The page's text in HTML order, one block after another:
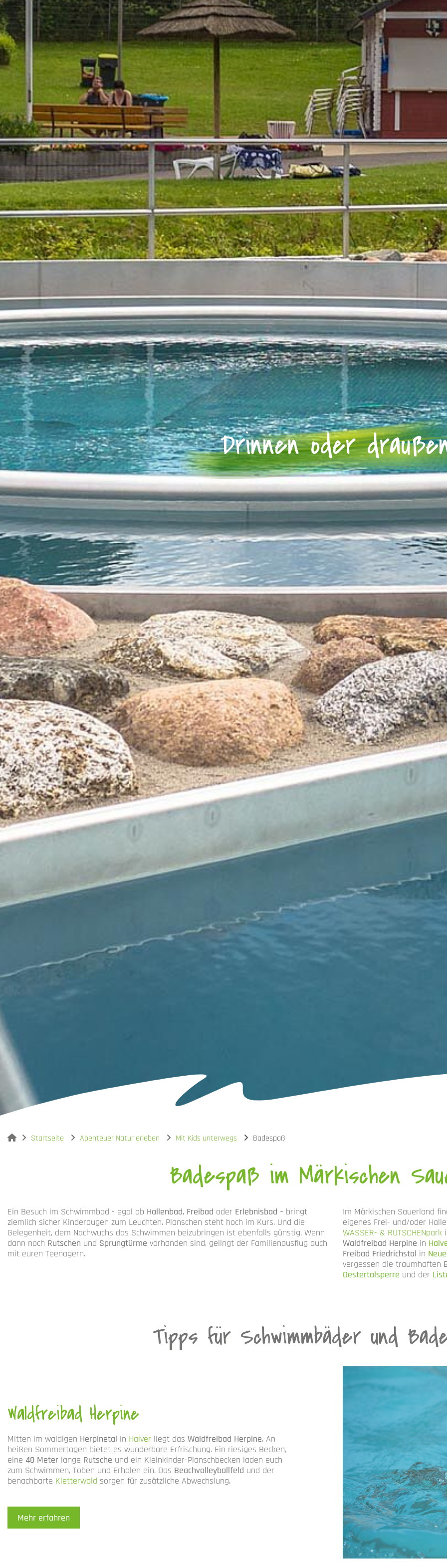
Drinnen oder
You are here:
Startseite Abenteuer Natur erleben Mit Kids unterwegs Badespaß
Badespaß im Märkischen
Ein Besuch im Schwimmbad - egal ob Hallenbad, Freibad oder Erlebnisbad – bringt
ziemlich sicher Kinderaugen zum Leuchten. Planschen steht hoch im Kurs. Und die
Gelegenheit, dem Nachwuchs das Schwimmen beizubringen ist ebenfalls günstig. Wenn
dann noch Rutschen und Sprungtürme vorhanden sind, gelingt der Familienausflug auch
mit euren Teenagern.
Im Märkischen Sauerland
eigenes Frei- und/oder
WASSER- & RUTSCHENpark
Waldfreibad Herpine in
Freibad Friedrichstal in
vergessen die traumhaften
Oestertalsperre und der
Tipps für Schwimmbäder und
Waldfreibad Herpine
Mitten im waldigen Herpinetal in Halver liegt das Waldfreibad Herpine. An
heißen Sommertagen bietet es wunderbare Erfrischung. Ein riesiges Becken,
eine 40 Meter lange Rutsche und ein Kleinkinder-Planschbecken laden euch
zum Schwimmen, Toben und Erholen ein. Das Beachvolleyballfeld und der
benachbarte Kletterwald sorgen für zusätzliche Abwechslung.
Mehr erfahren